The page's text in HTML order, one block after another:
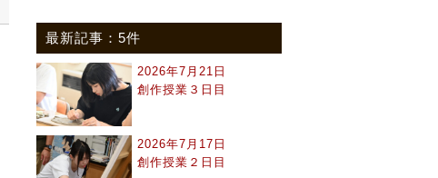
最新記事：5件
2026年7月21日
創作授業３日目
2026年7月17日
創作授業２日目